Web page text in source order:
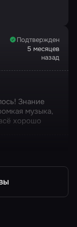
Подтвержден
5 месяцев
назад
Знание
музыка,
хорошо